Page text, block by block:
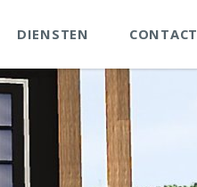
DIENSTEN CONTACT